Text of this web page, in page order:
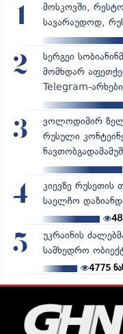
1
მოსკოვში,
სავარაუდოდ,
2
სერგეი
მომხდარ
Telegram-
3
ვოლოდიმირ
რუსული
4
კიევზე რუსეთის
საელჩო
5
უკრაინის
სამხედრო
4775